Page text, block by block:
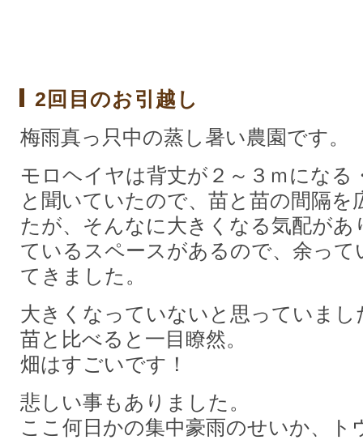
2回目のお引越し
梅雨真っ只中の蒸し暑い農園です。
モロヘイヤは背丈が２～３ｍになる
と聞いていたので、苗と苗の間隔を
たが、そんなに大きくなる気配があ
ているスペースがあるので、余って
てきました。
大きくなっていないと思っていま
苗と比べると一目瞭然。
畑はすごいです！
悲しい事もありました。
ここ何日かの集中豪雨のせいか、ト